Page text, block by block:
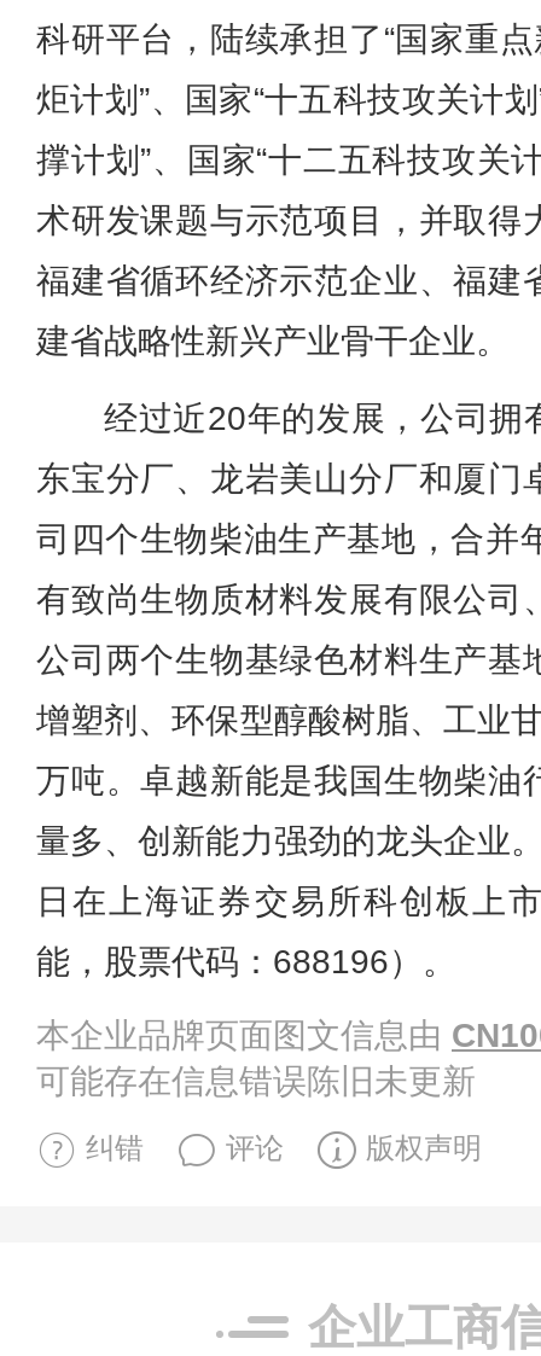
科研平台，陆续承担了“国家重
炬计划”、国家“十五科技攻关计
撑计划”、国家“十二五科技攻关
术研发课题与示范项目，并取得
福建省循环经济示范企业、福建
建省战略性新兴产业骨干企业。
经过近20年的发展，公司拥
东宝分厂、龙岩美山分厂和厦门
司四个生物柴油生产基地，合并
有致尚生物质材料发展有限公司
公司两个生物基绿色材料生产基
增塑剂、环保型醇酸树脂、工业
万吨。卓越新能是我国生物柴油
量多、创新能力强劲的龙头企业
日在上海证券交易所科创板上
能，股票代码：688196）。
本企业品牌页面图文信息由
可能存在信息错误陈旧未更新
纠错 评论 版权声明
企业工商